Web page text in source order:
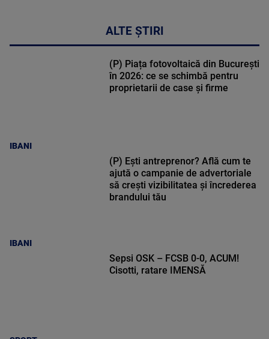
ALTE ȘTIRI
IBANI
(P) Piața fotovoltaică din București
în 2026: ce se schimbă pentru
proprietarii de case și firme
IBANI
(P) Ești antreprenor? Află cum te
ajută o campanie de advertoriale
să crești vizibilitatea și încrederea
brandului tău
Sepsi OSK – FCSB 0-0, ACUM!
Cisotti, ratare IMENSĂ